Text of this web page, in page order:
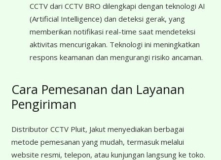
CCTV dari CCTV BRO dilengkapi dengan teknologi AI
(Artificial Intelligence) dan deteksi gerak, yang
memberikan notifikasi real-time saat mendeteksi
aktivitas mencurigakan. Teknologi ini meningkatkan
respons keamanan dan mengurangi risiko ancaman.
Cara Pemesanan dan Layanan
Pengiriman
Distributor CCTV Pluit, Jakut menyediakan berbagai
metode pemesanan yang mudah, termasuk melalui
website resmi, telepon, atau kunjungan langsung ke toko.